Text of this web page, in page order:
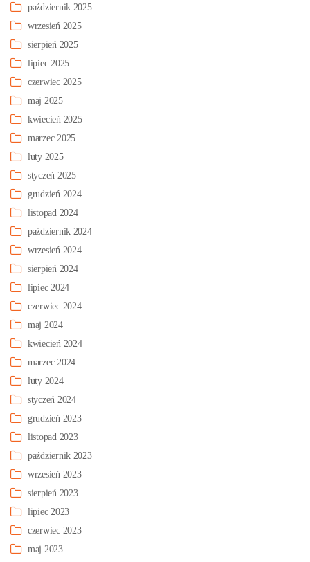
październik 2025
wrzesień 2025
sierpień 2025
lipiec 2025
czerwiec 2025
maj 2025
kwiecień 2025
marzec 2025
luty 2025
styczeń 2025
grudzień 2024
listopad 2024
październik 2024
wrzesień 2024
sierpień 2024
lipiec 2024
czerwiec 2024
maj 2024
kwiecień 2024
marzec 2024
luty 2024
styczeń 2024
grudzień 2023
listopad 2023
październik 2023
wrzesień 2023
sierpień 2023
lipiec 2023
czerwiec 2023
maj 2023